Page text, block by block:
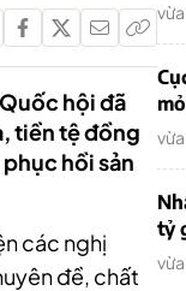
hội đã
tiền tệ đồng
hồi sản
các nghị
đề, chất
tỷ